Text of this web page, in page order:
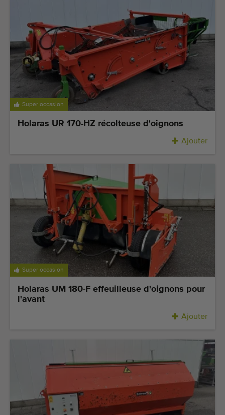
Contact
Blog
Équipement de qualité
Personnel qualifié
Livraison dans le monde entier
Super occasion
Holaras UR 170-HZ récolteuse d'oignons
Ajouter
Super occasion
Holaras UM 180-F effeuilleuse d'oignons pour
l'avant
Ajouter